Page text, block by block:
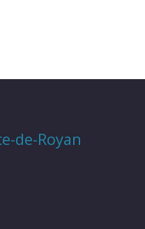
de-Royan